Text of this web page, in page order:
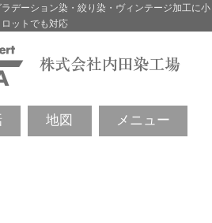
デーション染・絞り染・ヴィンテージ加工に小
ロットでも対応
地図 メニュー